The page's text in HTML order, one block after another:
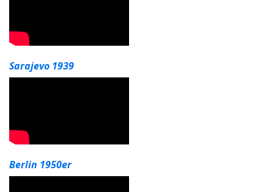
Sarajevo 1939
Berlin 1950er